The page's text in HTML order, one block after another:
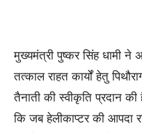
मुख्यमंत्री पुष्कर सिंह धामी ने
तत्काल राहत कार्यों हेतु
तैनाती की स्वीकृति प्रदान
कि जब हेलीकाप्टर की आपदा